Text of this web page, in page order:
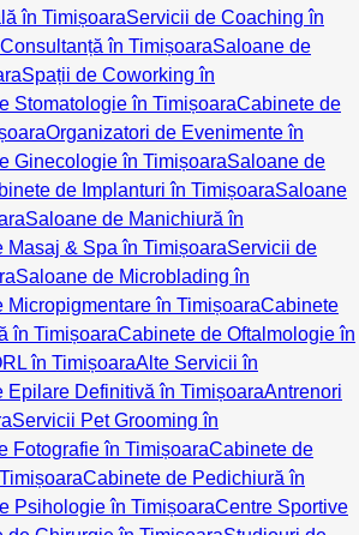
în TimișoaraServicii de Coaching în
în TimișoaraSaloane de
Spații de Coworking în
Stomatologie în TimișoaraCabinete de
Organizatori de Evenimente în
Ginecologie în TimișoaraSaloane de
de Implanturi în TimișoaraSaloane
Saloane de Manichiură în
Masaj & Spa în TimișoaraServicii de
Saloane de Microblading în
Micropigmentare în TimișoaraCabinete
în TimișoaraCabinete de Oftalmologie în
în TimișoaraAlte Servicii în
Epilare Definitivă în TimișoaraAntrenori
Servicii Pet Grooming în
Fotografie în TimișoaraCabinete de
Cabinete de Pedichiură în
Psihologie în TimișoaraCentre Sportive